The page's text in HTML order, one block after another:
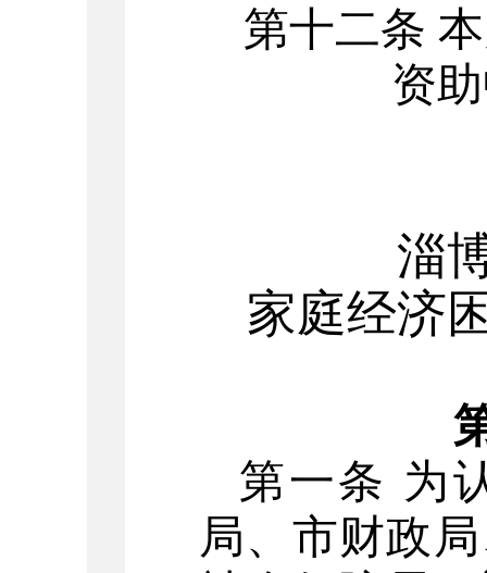
第十二条
资
淄
家庭经济
第一条 为
局、市财政